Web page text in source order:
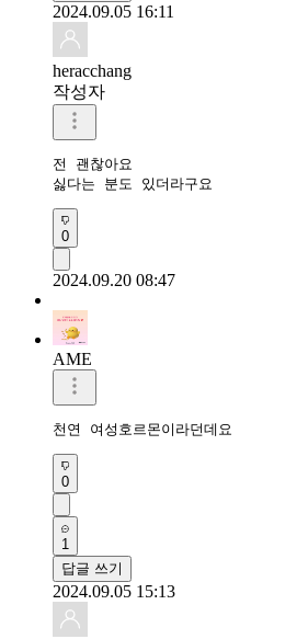
2024.09.05 16:11
heracchang
작성자
전 괜찮아요
싫다는 분도 있더라구요
0
2024.09.20 08:47
AME
천연 여성호르몬이라던데요
0
1
답글 쓰기
2024.09.05 15:13